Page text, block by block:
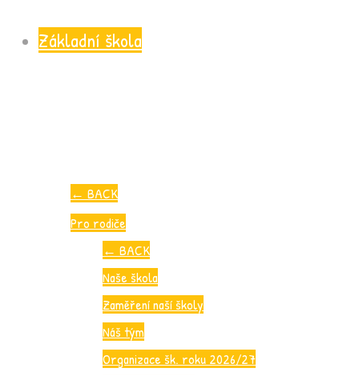
Základní škola
← BACK
Pro rodiče
← BACK
Naše škola
Zaměření naší školy
Náš tým
Organizace šk. roku 2026/27